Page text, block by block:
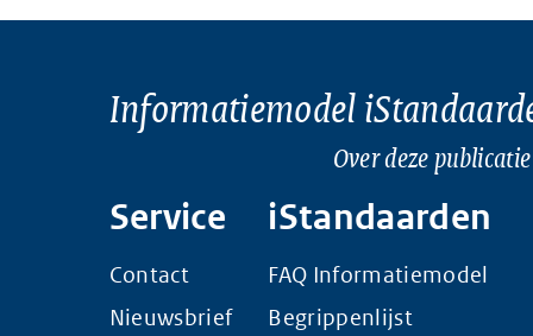
Informatiemodel
Over deze publicatie
Service
Contact
Nieuwsbrief
iStandaarden
FAQ Informatiemodel
Begrippenlijst